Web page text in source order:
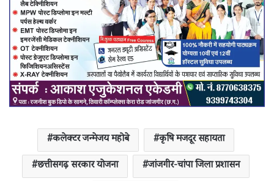
कलेक्टर जन्मेजय महोबे
कृषि मजदूर सहायता
छत्तीसगढ़ सरकार योजना
जांजगीर-चांपा जिला प्रशासन